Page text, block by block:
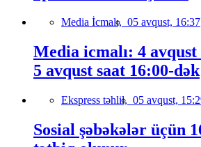
Media İcmalı, 05 avqust, 16:37
Media icmalı: 4 avqust
5 avqust saat 16:00-dək
Ekspress təhlil, 05 avqust,
Sosial şəbəkələr üçün